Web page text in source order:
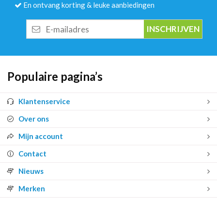
En ontvang korting & leuke aanbiedingen
mailadres
Populaire pagina’s
Klantenservice
Over ons
Mijn account
Contact
Nieuws
Merken